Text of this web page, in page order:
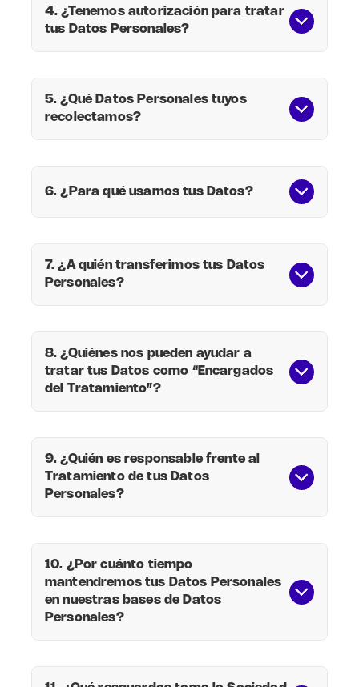
4. ¿Tenemos autorización para tratar
tus Datos Personales?
5. ¿Qué Datos Personales tuyos
recolectamos?
directamente en el curso de tus
relaciones con la Sociedad y que sean
necesarios para que puedas adquirir
ofrecen a través de la Sociedad.
Para que puedas participar y hacer
uso del programa de lealtad de
contacto como: nombre, documento
de identidad, domicilio, teléfono, correo
otros. Estos datos serán recolectados
siempre que te enroles en dicho
programa.
productos o contratación de servicios
en Empresas Falabella, tales como,
información acerca de tus compras,
devoluciones, pagos, entre otras
informaciones económicas, salvo que
su acceso esté prohibido por una ley
(ii) La utilización de servicios que
6. ¿Para qué usamos tus Datos?
7. ¿A quién transferimos tus Datos
Personales?
8. ¿Quiénes nos pueden ayudar a
tratar tus Datos como “Encargados
del Tratamiento”?
9. ¿Quién es responsable frente al
Tratamiento de tus Datos
Personales?
10. ¿Por cuánto tiempo
mantendremos tus Datos Personales
en nuestras bases de Datos
Personales?